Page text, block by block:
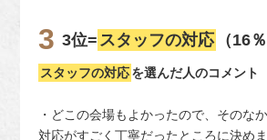
3位= スタッフの対応 （16％
スタッフの対応を選んだ人のコメント
・どこの会場もよかったので、そのな
対応がすごく丁寧だったところに決め